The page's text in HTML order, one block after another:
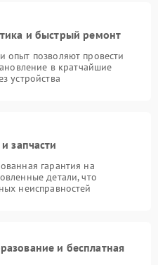
и быстрый ремонт
позволяют провести
в кратчайшие
устройства
запчасти
гарантия на
детали, что
неисправностей
и бесплатная